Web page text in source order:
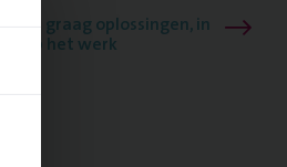
zoekt graag oplossingen, in
én op het werk